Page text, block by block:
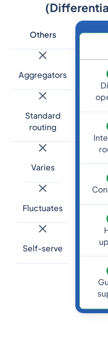
Others
Aggregators
Standard
routing
Varies
Fluctuates
Self-serve